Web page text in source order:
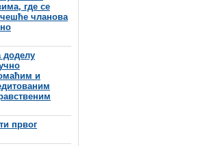
где се
чланова
доделу
и
првог